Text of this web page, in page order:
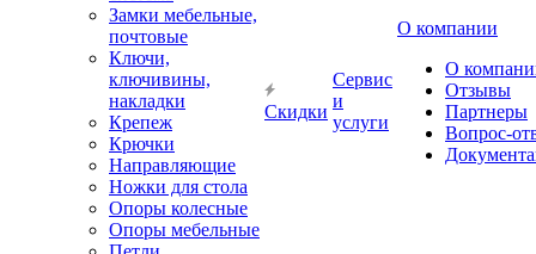
Замки мебельные,
почтовые
Ключи,
ключивины,
накладки
Крепеж
Крючки
Направляющие
Ножки для стола
Опоры колесные
Опоры мебельные
Скидки
Сервис
и
услуги
О компании
О
Отзывы
Партнеры
Вопрос-